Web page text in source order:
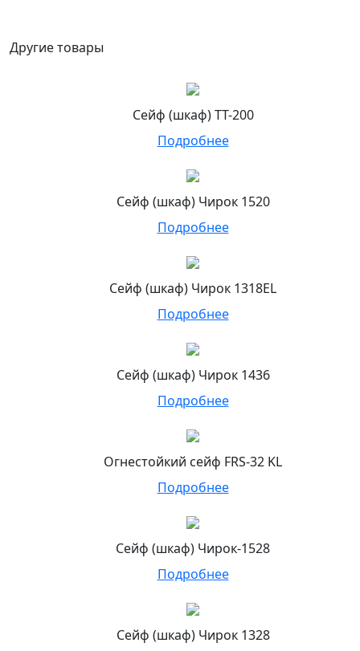
Другие товары
Сейф (шкаф) ТТ-200
Подробнее
Сейф (шкаф) Чирок 1520
Подробнее
Сейф (шкаф) Чирок 1318EL
Подробнее
Сейф (шкаф) Чирок 1436
Подробнее
Огнестойкий сейф FRS-32 KL
Подробнее
Сейф (шкаф) Чирок-1528
Подробнее
Сейф (шкаф) Чирок 1328